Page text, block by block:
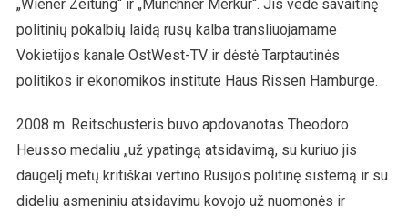
„Wiener Zeitung“ ir „Münchner Merkur“. Jis vedė savaitinę
politinių pokalbių laidą rusų kalba transliuojamame
Vokietijos kanale OstWest-TV ir dėstė Tarptautinės
politikos ir ekonomikos institute Haus Rissen Hamburge.
2008 m. Reitschusteris buvo apdovanotas Theodoro
Heusso medaliu „už ypatingą atsidavimą, su kuriuo jis
daugelį metų kritiškai vertino Rusijos politinę sistemą ir su
dideliu asmeniniu atsidavimu kovojo už nuomonės ir